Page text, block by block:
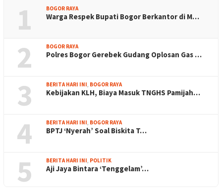
1 BOGOR RAYA
Warga Respek Bupati Bogor Berkantor di M…
2 BOGOR RAYA
Polres Bogor Gerebek Gudang Oplosan Gas …
3 BERITA HARI INI, BOGOR RAYA
Kebijakan KLH, Biaya Masuk TNGHS Pamijah…
4 BERITA HARI INI, BOGOR RAYA
BPTJ ‘Nyerah’ Soal Biskita T…
5 BERITA HARI INI, POLITIK
Aji Jaya Bintara ‘Tenggelam’…